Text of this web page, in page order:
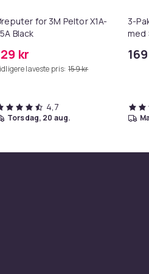
for 3M Peltor X1A-
Black
kr
laveste pris: 159 kr
4,7
torsdag, 20 aug.
3-
med